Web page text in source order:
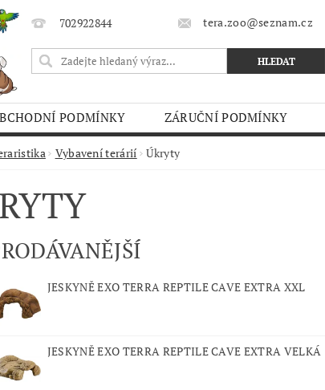
702922844 tera.zoo@seznam.cz
PODMÍNKY ZÁRUČNÍ PODMÍNKY
TRHY Vybavení terárií Úkryty
JESKYNĚ EXO TERRA REPTILE CAVE EXTRA XXL
JESKYNĚ EXO TERRA REPTILE CAVE EXTRA VELKÁ